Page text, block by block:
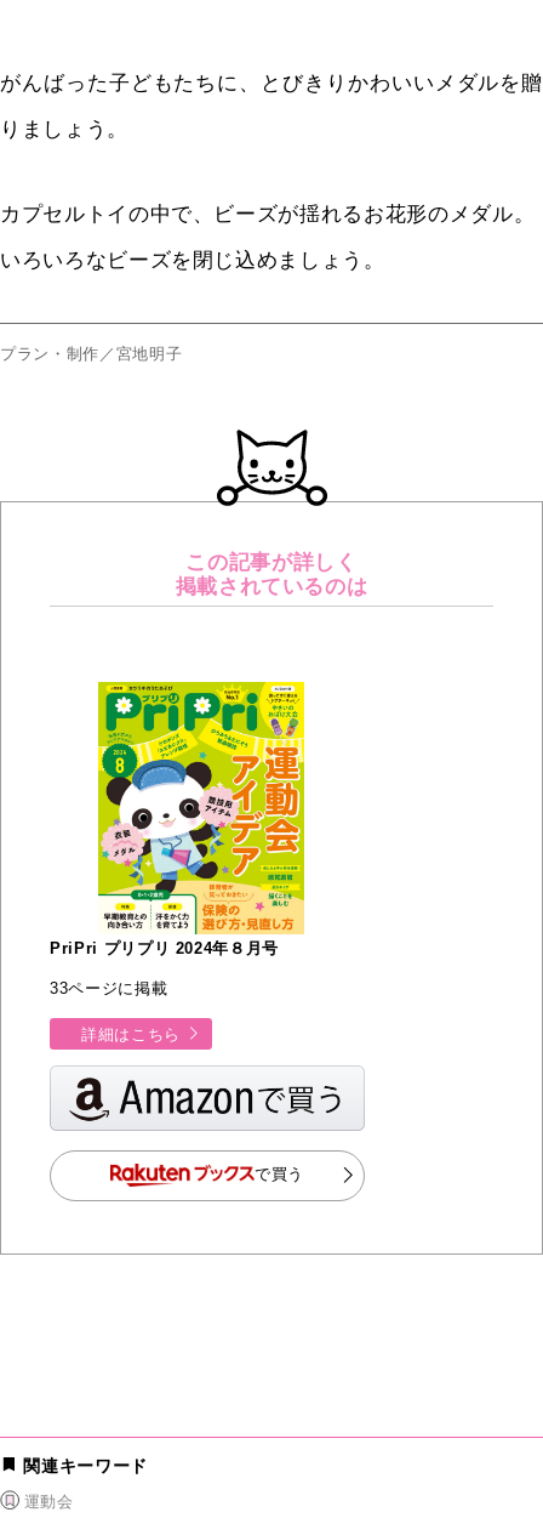
がんばった子どもたちに、とびきりかわいいメダルを贈
りましょう。
カプセルトイの中で、ビーズが揺れるお花形のメダル。
いろいろなビーズを閉じ込めましょう。
プラン・制作／宮地明子
この記事が詳しく
掲載されているのは
PriPri プリプリ 2024年８月号
33ページに掲載
詳細はこちら
で買う
関連キーワード
運動会